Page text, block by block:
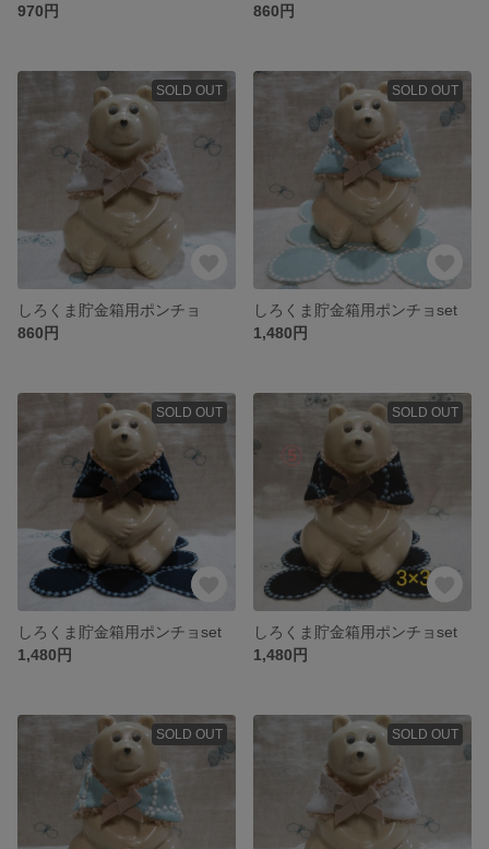
970円
860円
SOLD OUT
しろくま貯金箱用ポンチョ
860円
SOLD OUT
しろくま貯金箱用ポンチョset
1,480円
SOLD OUT
しろくま貯金箱用ポンチョset
1,480円
SOLD OUT
しろくま貯金箱用ポンチョset
1,480円
SOLD OUT SOLD OUT